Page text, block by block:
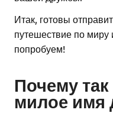
Итак, готовы
путешествие по миру
попробуем!
Почему
милое имя